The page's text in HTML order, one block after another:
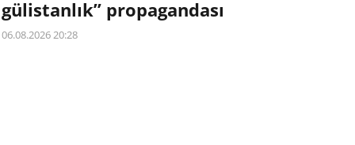
gülistanlık” propagandası
06.08.2026 20:28